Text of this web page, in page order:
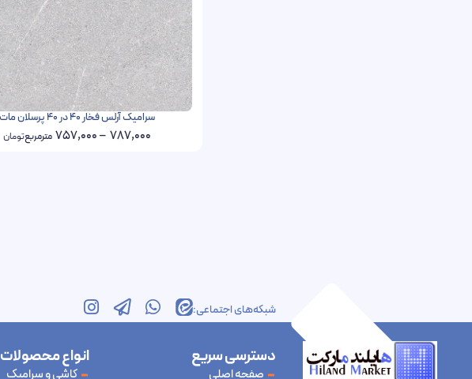
سرامیک آرلس فخار 40 در 40 پرسلان مات
787,000
–
757,000 مترمربعتومان
شبکه‌های اجتماعی:
دسترسی سریع
صفحه اصلی
انواع محصولات
کاشی و سرامیک